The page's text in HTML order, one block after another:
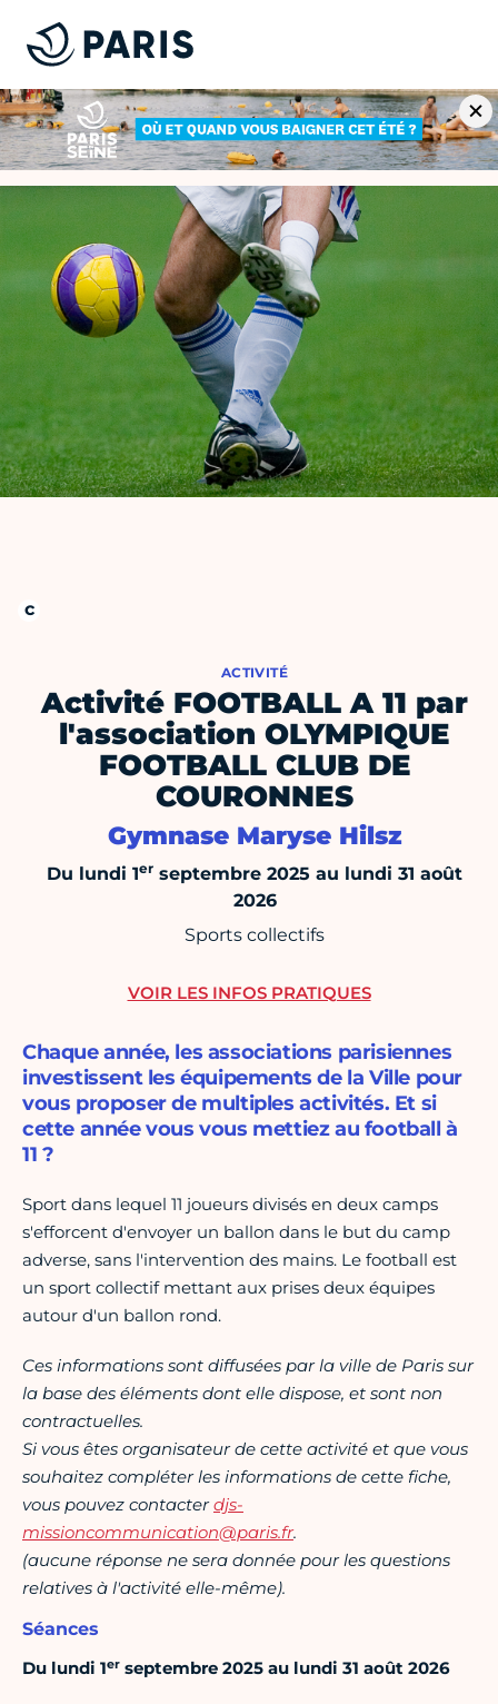
ACTIVITÉ
Activité FOOTBALL A 11 par
l'association OLYMPIQUE
FOOTBALL CLUB DE
COURONNES
Gymnase Maryse Hilsz
Du lundi 1er septembre 2025 au lundi 31 août
2026
Sports collectifs
Chaque année, les associations parisiennes
investissent les équipements de la Ville pour
vous proposer de multiples activités. Et si
cette année vous vous mettiez au football à
11 ?
Sport dans lequel 11 joueurs divisés en deux camps
s'efforcent d'envoyer un ballon dans le but du camp
adverse, sans l'intervention des mains. Le football est
un sport collectif mettant aux prises deux équipes
autour d'un ballon rond.
Ces informations sont diffusées par la ville de Paris sur
la base des éléments dont elle dispose, et sont non
contractuelles.
Si vous êtes organisateur de cette activité et que vous
souhaitez compléter les informations de cette fiche,
vous pouvez contacterdjs-
missioncommunication@paris.fr.
(aucune réponse ne sera donnée pour les questions
relatives à l'activité elle-même).
Séances
Du lundi 1er septembre 2025 au lundi 31 août 2026
VOIR LES INFOS PRATIQUES